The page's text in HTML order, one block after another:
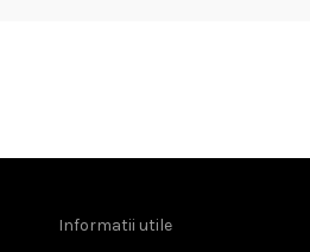
Informatii utile